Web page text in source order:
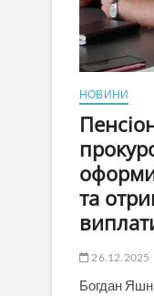
НОВИНИ
та
26.12.2025
Богдан